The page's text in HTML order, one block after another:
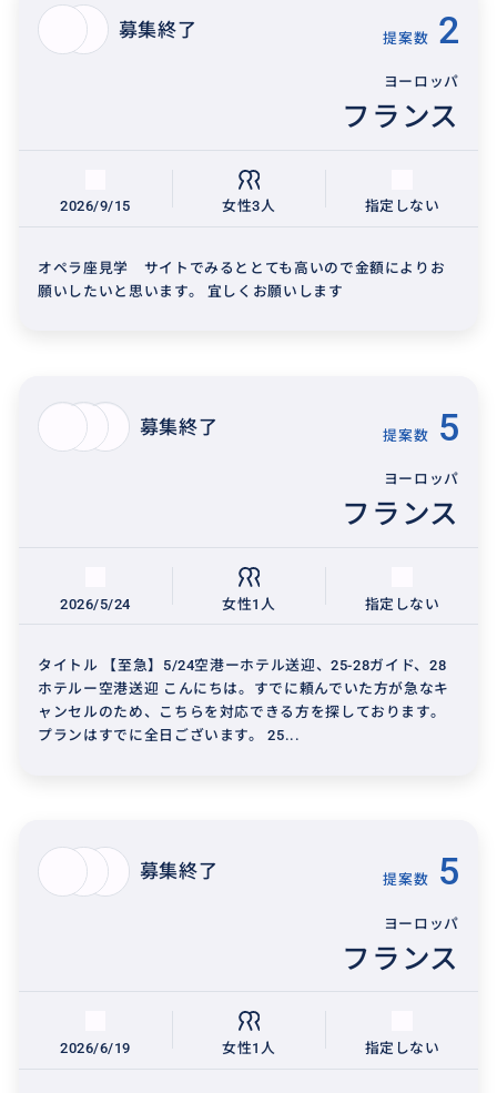
募集終了 提案数 2
ヨーロッパ
フランス
2026/9/15 女性3人 指定しない
オペラ座見学 サイトでみるととても高いので金額によりお
願いしたいと思います。 宜しくお願いします
募集終了 提案数 5
ヨーロッパ
フランス
2026/5/24 女性1人 指定しない
タイトル 【至急】5/24空港ーホテル送迎、25-28ガイド、28
ホテルー空港送迎 こんにちは。すでに頼んでいた方が急なキ
ャンセルのため、こちらを対応できる方を探しております。
プランはすでに全日ございます。 25...
募集終了 提案数 5
ヨーロッパ
フランス
2026/6/19 女性1人 指定しない